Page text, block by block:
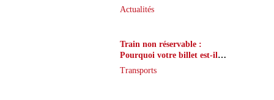
que peu de joueurs
Actualités
Train non réservable :
Pourquoi votre billet est-il
inaccessible ?
Transports